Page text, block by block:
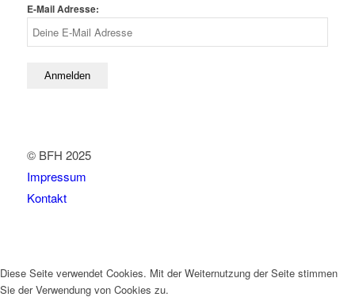
E-Mail Adresse:
© BFH 2025
Impressum
Kontakt
Diese Seite verwendet Cookies. Mit der Weiternutzung der Seite stimmen
Sie der Verwendung von Cookies zu.